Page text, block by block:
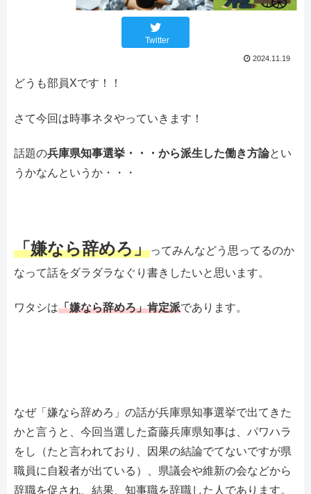
Twitter
2024.11.19
どうも部員Xです！！
さて今回は時事ネタやっていきます！
話題の兵庫県知事選挙・・・から派生した働き方論とい
うかなんというか・・・
「嫌なら辞めろ」ってみんなどう思ってるのか
なって話をダラダラなぐり書きしたいと思います。
ワタシは「嫌なら辞めろ」肯定派であります。
なぜ「嫌なら辞めろ」の話が兵庫県知事選挙で出てきた
かと言うと、今回当選した斎藤兵庫県知事は、パワハラ
をし（たと言われており、因果の結論でてないですが県
職員に自殺者が出ている）、県議会や維新の会などから
辞職を促され、結果、知事職を辞職した人であります。